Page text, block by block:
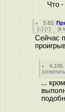
Что -
5.83 ,
[↓] [↑] [к
Сейчас
6.106
[ответить
...